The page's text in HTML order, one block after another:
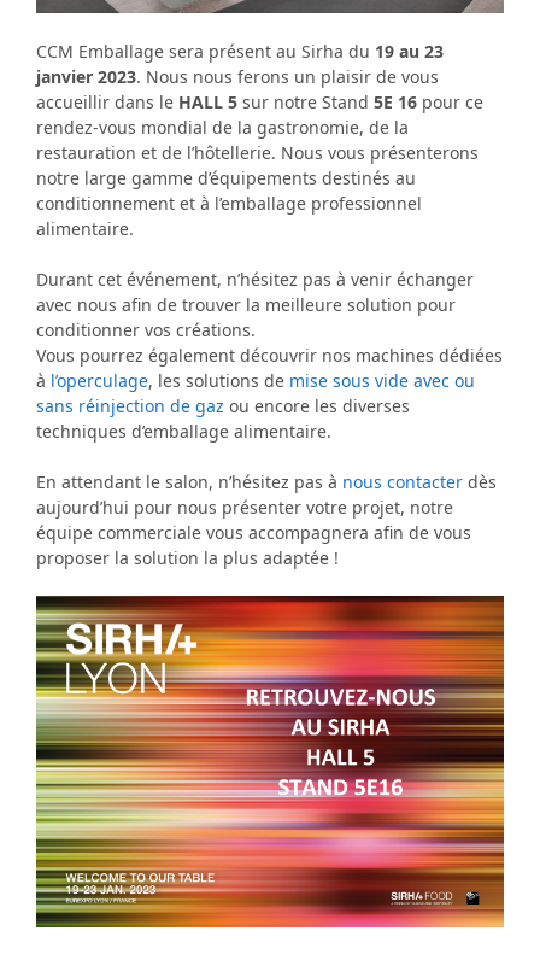
CCM Emballage sera présent au Sirha du 19 au 23
janvier 2023. Nous nous ferons un plaisir de vous
accueillir dans le HALL 5 sur notre Stand 5E 16 pour ce
rendez-vous mondial de la gastronomie, de la
restauration et de l’hôtellerie. Nous vous présenterons
notre large gamme d’équipements destinés au
conditionnement et à l’emballage professionnel
alimentaire.
Durant cet événement, n’hésitez pas à venir échanger
avec nous afin de trouver la meilleure solution pour
conditionner vos créations.
Vous pourrez également découvrir nos machines dédiées
à l’operculage, les solutions de mise sous vide avec ou
sans réinjection de gaz ou encore les diverses
techniques d’emballage alimentaire.
En attendant le salon, n’hésitez pas à nous contacter dès
aujourd’hui pour nous présenter votre projet, notre
équipe commerciale vous accompagnera afin de vous
proposer la solution la plus adaptée !